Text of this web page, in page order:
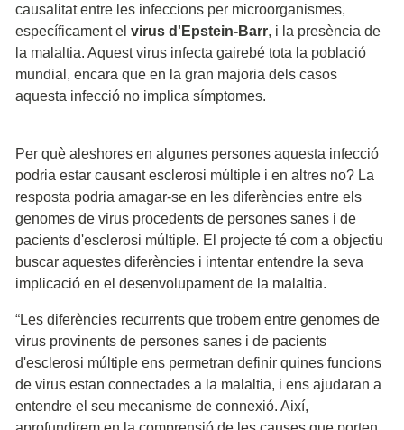
causalitat entre les infeccions per microorganismes,
específicament el virus d'Epstein-Barr, i la presència de
la malaltia. Aquest virus infecta gairebé tota la població
mundial, encara que en la gran majoria dels casos
aquesta infecció no implica símptomes.
Per què aleshores en algunes persones aquesta infecció
podria estar causant esclerosi múltiple i en altres no? La
resposta podria amagar-se en les diferències entre els
genomes de virus procedents de persones sanes i de
pacients d'esclerosi múltiple. El projecte té com a objectiu
buscar aquestes diferències i intentar entendre la seva
implicació en el desenvolupament de la malaltia.
“Les diferències recurrents que trobem entre genomes de
virus provinents de persones sanes i de pacients
d'esclerosi múltiple ens permetran definir quines funcions
de virus estan connectades a la malaltia, i ens ajudaran a
entendre el seu mecanisme de connexió. Així,